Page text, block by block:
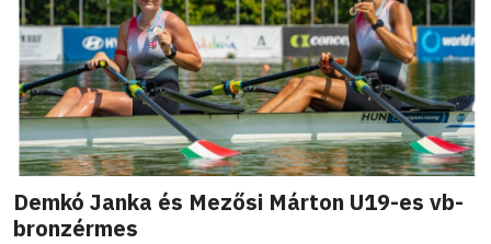
Demkó Janka és Mezősi Márton U19-es vb-
bronzérmes